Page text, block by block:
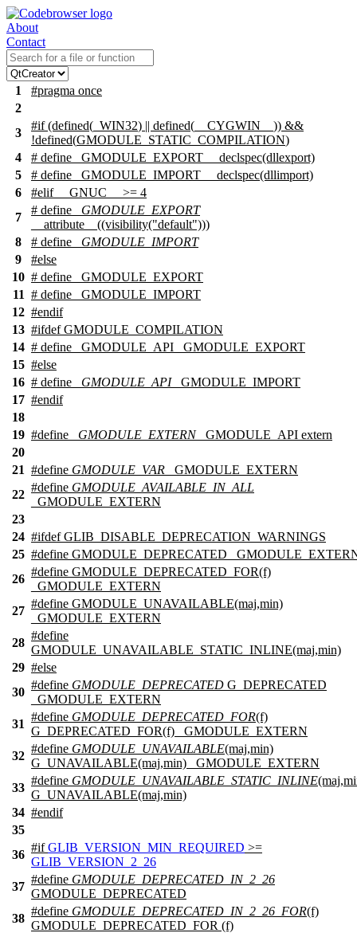
About
Contact
1
#pragma once
2
3
#if(defined( _WIN32) || defined( __CYGWIN__ )) &&
!defined(GMODULE_STATIC_COMPILATION)
4
# define _GMODULE_EXPORT __declspec(dllexport)
5
# define _GMODULE_IMPORT __declspec(dllimport)
6
#elif __GNUC__
>= 4
7
# define
_GMODULE_EXPORT
__attribute__((visibility("default")))
8
# define
_GMODULE_IMPORT
9
#else
10 # define _GMODULE_EXPORT
11 # define _GMODULE_IMPORT
12 #endif
13 #ifdef GMODULE_COMPILATION
14 # define _GMODULE_API _GMODULE_EXPORT
15 #else
16 # define _GMODULE_API_GMODULE_IMPORT
17 #endif
18
19 #define _GMODULE_EXTERN_GMODULE_API extern
20
21 #define GMODULE_VAR _GMODULE_EXTERN
22
#define GMODULE_AVAILABLE_IN_ALL
_GMODULE_EXTERN
23
24 #ifdef GLIB_DISABLE_DEPRECATION_WARNINGS
25 #define GMODULE_DEPRECATED
26
#define GMODULE_DEPRECATED_FOR(f)
_GMODULE_EXTERN
27
#define GMODULE_UNAVAILABLE(maj,min)
_GMODULE_EXTERN
28
#define
GMODULE_UNAVAILABLE_STATIC_INLINE(maj,min)
29 #else
30
#define GMODULE_DEPRECATED G_DEPRECATED
_GMODULE_EXTERN
31
#define GMODULE_DEPRECATED_FOR(f)
G_DEPRECATED_FOR(f) _GMODULE_EXTERN
32
#define GMODULE_UNAVAILABLE(maj,min)
G_UNAVAILABLE(maj,min) _GMODULE_EXTERN
33
#define GMODULE_UNAVAILABLE_STATIC_INLINE
G_UNAVAILABLE(maj,min)
34 #endif
35
36
#if GLIB_VERSION_MIN_REQUIRED >=
GLIB_VERSION_2_26
37
#define GMODULE_DEPRECATED_IN_2_26
GMODULE_DEPRECATED
38
#define GMODULE_DEPRECATED_IN_2_26_FOR(f)
GMODULE_DEPRECATED_FOR (f)